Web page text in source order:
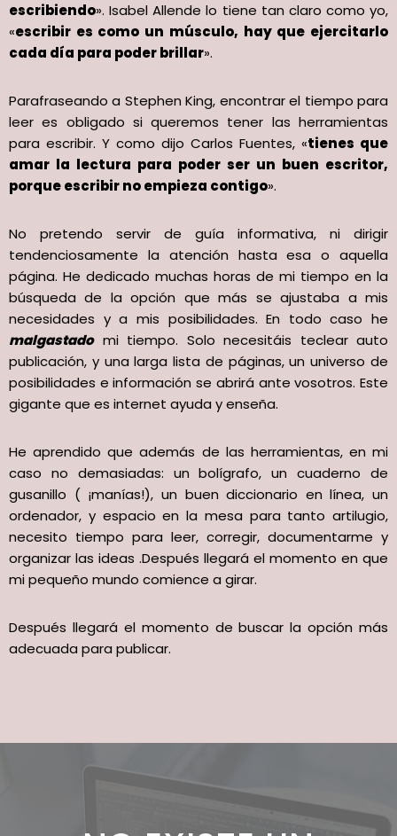
escribiendo». Isabel Allende lo tiene tan claro como yo,
«escribir es como un músculo, hay que ejercitarlo
cada día para poder brillar».
Parafraseando a Stephen King, encontrar el tiempo para
leer es obligado si queremos tener las herramientas
para escribir. Y como dijo Carlos Fuentes, «tienes que
amar la lectura para poder ser un buen escritor,
porque escribir no empieza contigo».
No pretendo servir de guía informativa, ni dirigir
tendenciosamente la atención hasta esa o aquella
página. He dedicado muchas horas de mi tiempo en la
búsqueda de la opción que más se ajustaba a mis
necesidades y a mis posibilidades. En todo caso he
malgastado mi tiempo. Solo necesitáis teclear auto
publicación, y una larga lista de páginas, un universo de
posibilidades e información se abrirá ante vosotros. Este
gigante que es internet ayuda y enseña.
He aprendido que además de las herramientas, en mi
caso no demasiadas: un bolígrafo, un cuaderno de
gusanillo ( ¡manías!), un buen diccionario en línea, un
ordenador, y espacio en la mesa para tanto artilugio,
necesito tiempo para leer, corregir, documentarme y
organizar las ideas .Después llegará el momento en que
mi pequeño mundo comience a girar.
Después llegará el momento de buscar la opción más
adecuada para publicar.